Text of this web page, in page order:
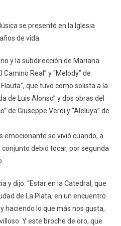
se presentó en la Iglesia
de vida.
y la subdirección de Mariana
Real” y “Melody” de
que tuvo como solista a la
de Luis Alonso” y dos obras del
de Giuseppe Verdi y “Aleluya” de
emocionante se vivió cuando, a
debió tocar, por segunda
y dijo: “Estar en la Catedral, que
de La Plata, en un encuentro
haciendo lo que más nos gusta,
Y este broche de oro, que